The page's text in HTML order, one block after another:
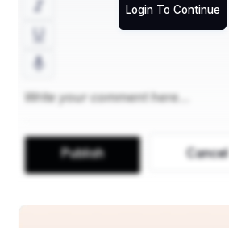
जब दिल किसी और से टकराता है।"
Login To Continue
Publish Cancel